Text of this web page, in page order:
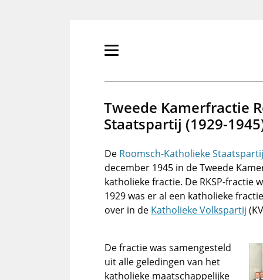
Primair
tonen/verbergen
Tweede Kamerfractie
Staatspartij (1929-
De Roomsch-Katholieke Staatspartij
december 1945 in de Tweede
katholieke fractie. De RKSP-fractie
1929 was er al een katholieke
over in de Katholieke Volkspartij
De fractie was samengesteld
uit alle geledingen van het
katholieke maatschappelijke